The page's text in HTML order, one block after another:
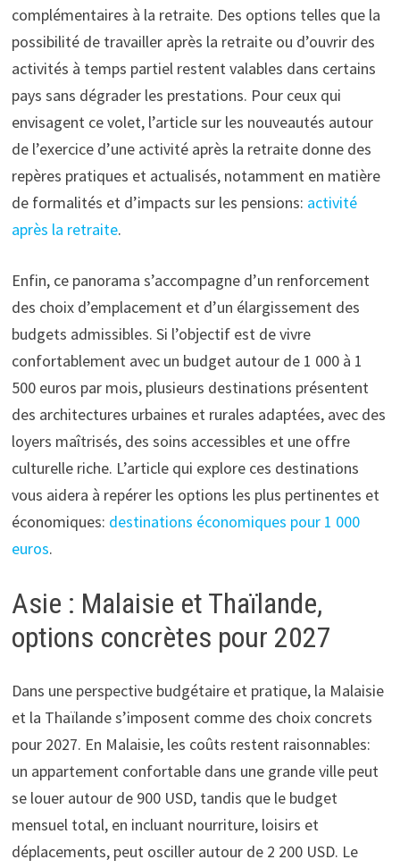
complémentaires à la retraite. Des options telles que la
possibilité de travailler après la retraite ou d’ouvrir des
activités à temps partiel restent valables dans certains
pays sans dégrader les prestations. Pour ceux qui
envisagent ce volet, l’article sur les nouveautés autour
de l’exercice d’une activité après la retraite donne des
repères pratiques et actualisés, notamment en matière
de formalités et d’impacts sur les pensions: activité
après la retraite.
Enfin, ce panorama s’accompagne d’un renforcement
des choix d’emplacement et d’un élargissement des
budgets admissibles. Si l’objectif est de vivre
confortablement avec un budget autour de 1 000 à 1
500 euros par mois, plusieurs destinations présentent
des architectures urbaines et rurales adaptées, avec des
loyers maîtrisés, des soins accessibles et une offre
culturelle riche. L’article qui explore ces destinations
vous aidera à repérer les options les plus pertinentes et
économiques: destinations économiques pour 1 000
euros.
Asie : Malaisie et Thaïlande,
options concrètes pour 2027
Dans une perspective budgétaire et pratique, la Malaisie
et la Thaïlande s’imposent comme des choix concrets
pour 2027. En Malaisie, les coûts restent raisonnables:
un appartement confortable dans une grande ville peut
se louer autour de 900 USD, tandis que le budget
mensuel total, en incluant nourriture, loisirs et
déplacements, peut osciller autour de 2 200 USD. Le